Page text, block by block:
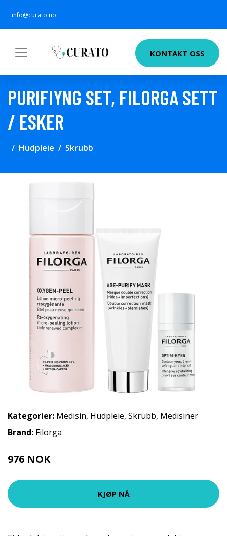
info@curato.no
KONTAKT OSS
PURIFIYNG SET, FILORGA SETT
/ ESKER
Hudpleie Skrubb
Kategorier: Medisin, Hudpleie, Skrubb, Medisiner
Brand: Filorga
976 NOK
KJØP NÅ